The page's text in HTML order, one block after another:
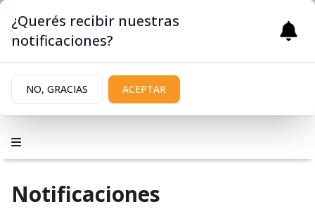
Notificaciones
¿Querés recibir nuestras
notificaciones?
NO, GRACIAS ACEPTAR